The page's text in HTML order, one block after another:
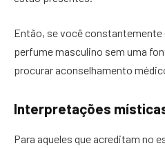
Então, se você
perfume masculino sem uma
procurar aconselhamento
Interpretações
Para aqueles que acreditam no